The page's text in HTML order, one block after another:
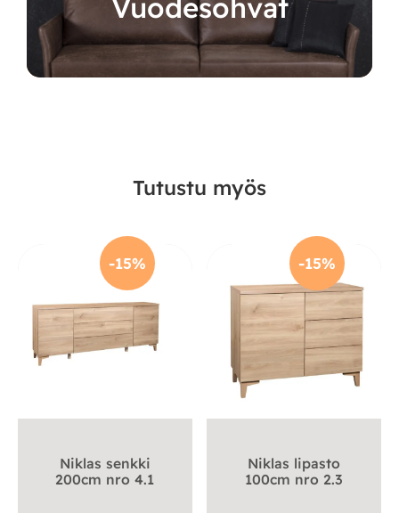
Vuodesohvat
Tutustu myös
-15%
Niklas senkki
200cm nro 4.1
-15%
Niklas lipasto
100cm nro 2.3